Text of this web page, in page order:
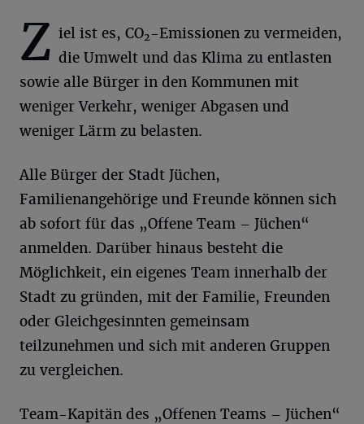
Z iel ist es, CO2-Emissionen zu vermeiden,
die Umwelt und das Klima zu entlasten
sowie alle Bürger in den Kommunen mit
weniger Verkehr, weniger Abgasen und
weniger Lärm zu belasten.
Alle Bürger der Stadt Jüchen,
Familienangehörige und Freunde können sich
ab sofort für das „Offene Team – Jüchen“
anmelden. Darüber hinaus besteht die
Möglichkeit, ein eigenes Team innerhalb der
Stadt zu gründen, mit der Familie, Freunden
oder Gleichgesinnten gemeinsam
teilzunehmen und sich mit anderen Gruppen
zu vergleichen.
Team-Kapitän des „Offenen Teams – Jüchen“